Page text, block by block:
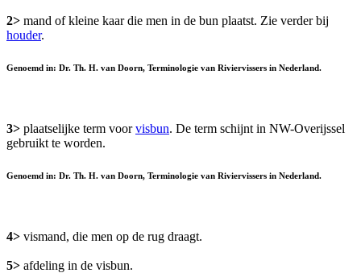
2> mand of kleine kaar die men in de bun plaatst. Zie verder bij
houder.
Genoemd in: Dr. Th. H. van Doorn, Terminologie van Riviervissers in Nederland.
3> plaatselijke term voorvisbun. De term schijnt in NW-Overijssel
gebruikt te worden.
Genoemd in: Dr. Th. H. van Doorn, Terminologie van Riviervissers in Nederland.
4> vismand, die men op de rug draagt.
5> afdeling in de visbun.